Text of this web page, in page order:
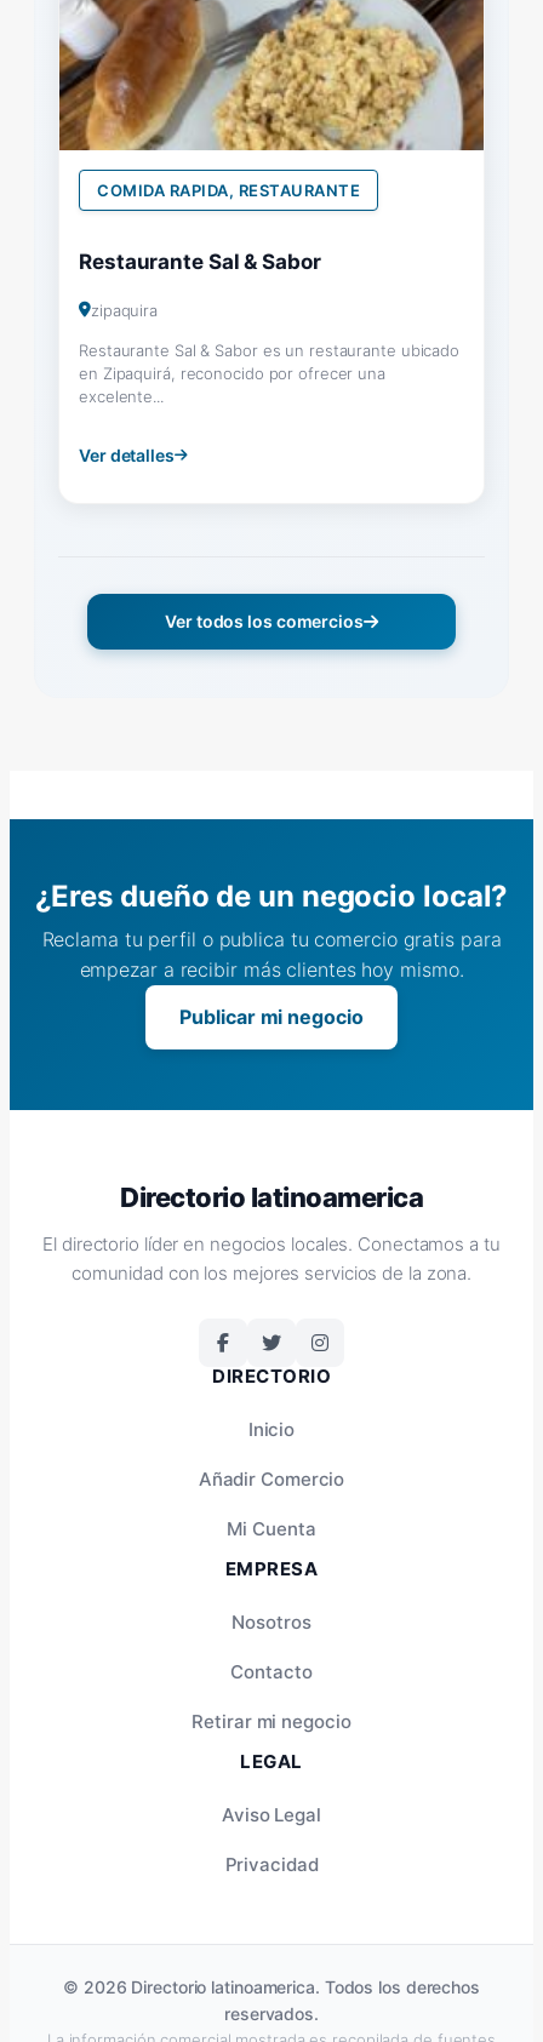
COMIDA RAPIDA, RESTAURANTE
Restaurante Sal & Sabor
zipaquira
Restaurante Sal & Sabor es un restaurante ubicado
en Zipaquirá, reconocido por ofrecer una
excelente...
Ver detalles
Ver todos los comercios
¿Eres dueño de un negocio local?
Reclama tu perfil o publica tu comercio gratis para
empezar a recibir más clientes hoy mismo.
Publicar mi negocio
Directorio latinoamerica
El directorio líder en negocios locales. Conectamos a tu
comunidad con los mejores servicios de la zona.
DIRECTORIO
Inicio
Añadir Comercio
Mi Cuenta
EMPRESA
Nosotros
Contacto
Retirar mi negocio
LEGAL
Aviso Legal
Privacidad
© 2026 Directorio latinoamerica. Todos los derechos
reservados.